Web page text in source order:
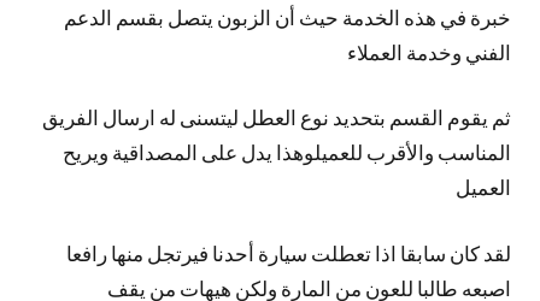
خبرة في هذه الخدمة حيث أن الزبون يتصل بقسم الدعم
الفني وخدمة العملاء
ثم يقوم القسم بتحديد نوع العطل ليتسنى له ارسال الفريق
المناسب والأقرب للعميلوهذا يدل على المصداقية ويريح
العميل
لقد كان سابقا اذا تعطلت سيارة أحدنا فيرتجل منها رافعا
اصبعه طالبا للعون من المارة ولكن هيهات من يقف